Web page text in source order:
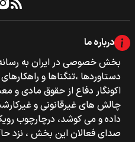
درباره ما
بخش خصوصی‌‌ در ایران به
دستاوردها ،تنگناها و
اکونگار دفاع از حقوق مادی
چالش های غیرقانونی و
داده و می کوشد، درچارچوب
صدای فعالان این بخش ، نزد